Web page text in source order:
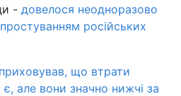
- довелося неодноразово
російських
що втрати
є, але вони значно нижчі за